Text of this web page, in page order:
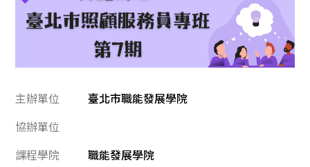
主辦單位
臺北市職能發展學院
協辦單位
課程學院
職能發展學院